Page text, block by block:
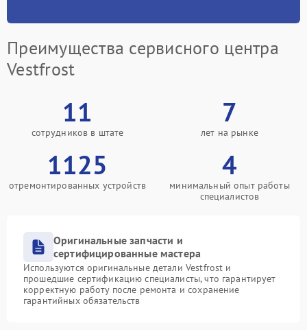
Преимущества сервисного центра
Vestfrost
11
сотрудников в штате
7
лет на рынке
1125
отремонтированных устройств
4
минимальный опыт работы
специалистов
Оригинальные запчасти и
сертифицированные мастера
Используются оригинальные детали Vestfrost и
прошедшие сертификацию специалисты, что гарантирует
корректную работу после ремонта и сохранение
гарантийных обязательств